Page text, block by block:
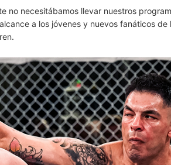
no necesitábamos llevar nuestros
a los jóvenes y nuevos fanáticos de